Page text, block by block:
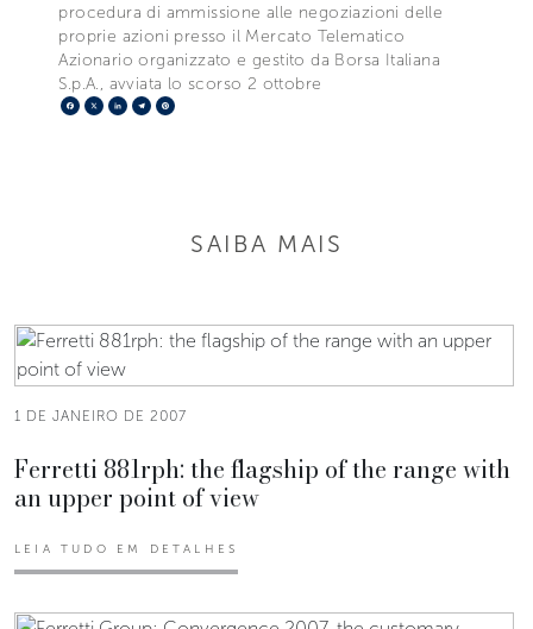
procedura di ammissione alle negoziazioni delle
proprie azioni presso il Mercato Telematico
Azionario organizzato e gestito da Borsa Italiana
S.p.A., avviata lo scorso 2 ottobre
Facebook
X LinkedIn
Telegram
SAIBA MAIS
1 DE JANEIRO DE 2007
Ferretti 881rph: the flagship of the range with
an upper point of view
LEIA TUDO EM DETALHES